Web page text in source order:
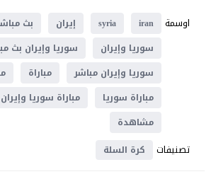
اوسمة
iran
syria إيران بث
سوريا وإيران
سوريا وإيران بث
سوريا وإيران مباشر
مباراة
مباراة سوريا
مباراة سوريا وإيران
مشاهدة
تصنيفات كرة السلة